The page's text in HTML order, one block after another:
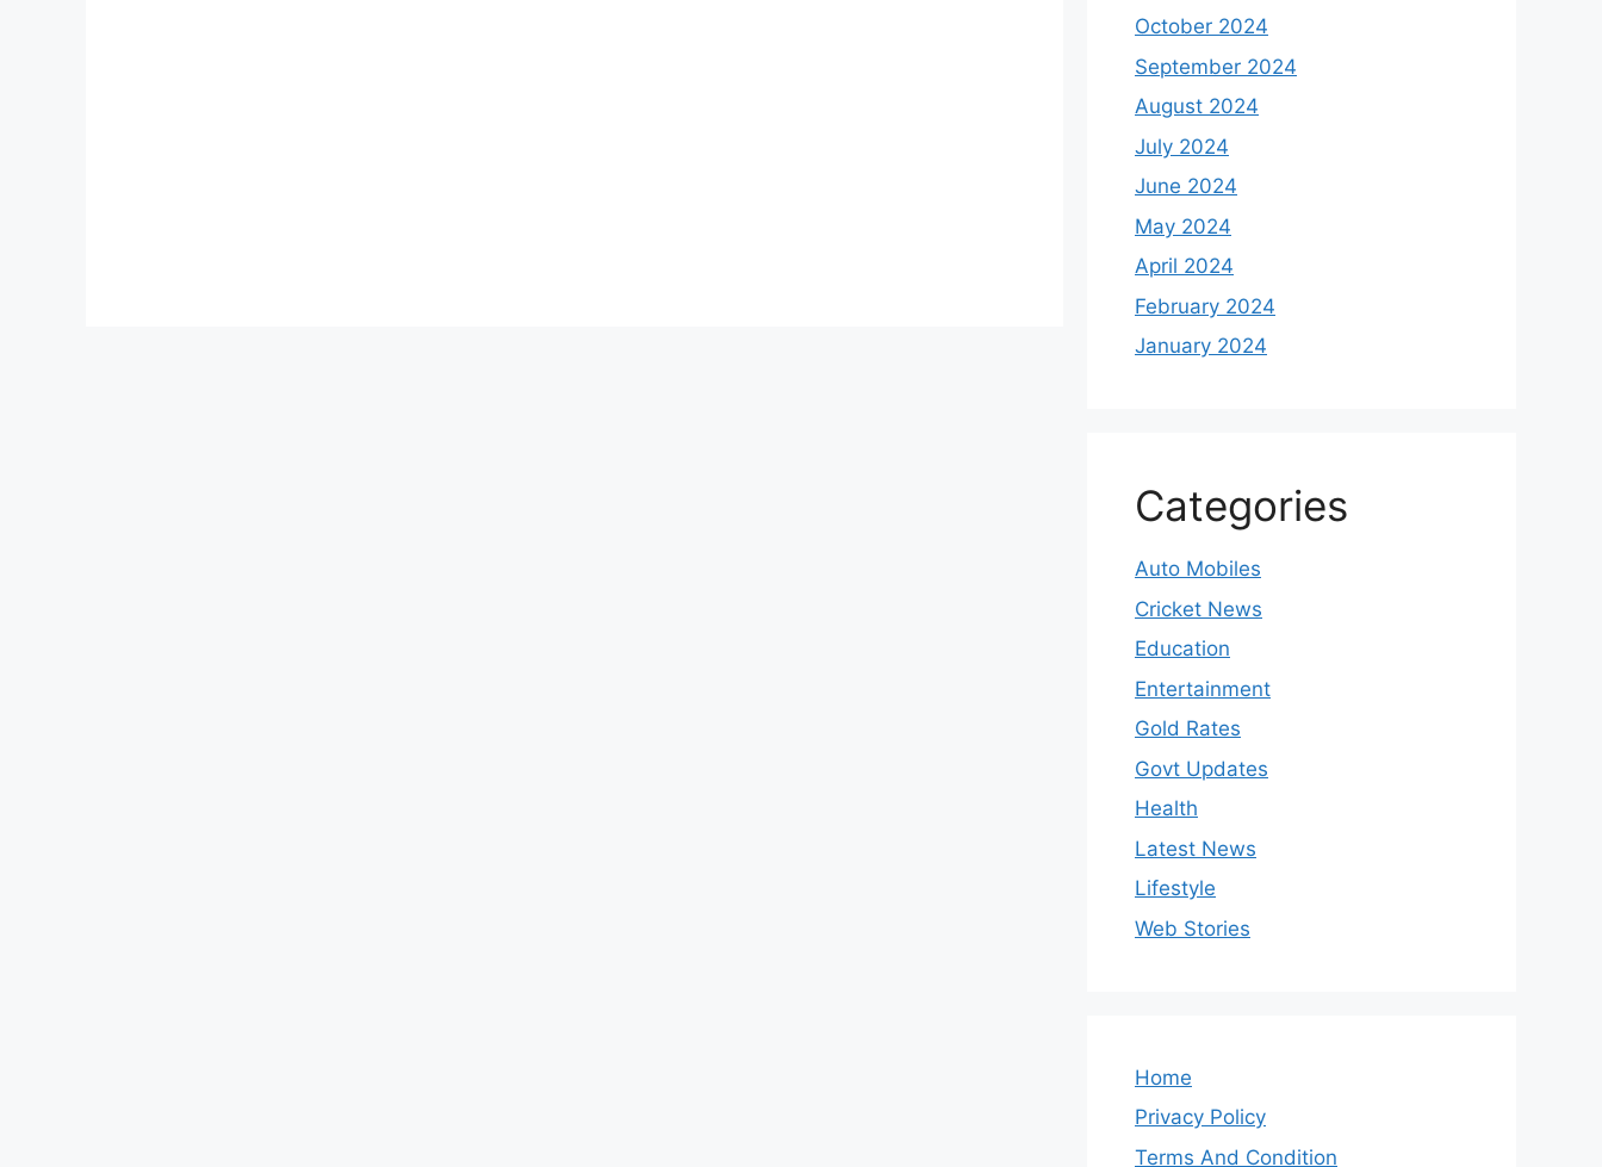
October 2024
September 2024
August 2024
July 2024
June 2024
May 2024
April 2024
February 2024
January 2024
Categories
Auto Mobiles
Cricket News
Education
Entertainment
Gold Rates
Govt Updates
Health
Latest News
Lifestyle
Web Stories
Home
Privacy Policy
Terms And Condition